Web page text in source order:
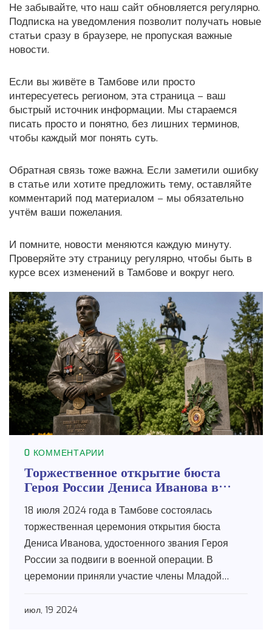
Не забывайте, что наш сайт обновляется регулярно.
Подписка на уведомления позволит получать новые
статьи сразу в браузере, не пропуская важные
новости.
Если вы живёте в Тамбове или просто
интересуетесь регионом, эта страница – ваш
быстрый источник информации. Мы стараемся
писать просто и понятно, без лишних терминов,
чтобы каждый мог понять суть.
Обратная связь тоже важна. Если заметили ошибку
в статье или хотите предложить тему, оставляйте
комментарий под материалом – мы обязательно
учтём ваши пожелания.
И помните, новости меняются каждую минуту.
Проверяйте эту страницу регулярно, чтобы быть в
курсе всех изменений в Тамбове и вокруг него.
0 КОММЕНТАРИИ
Торжественное открытие бюста
Героя России Дениса Иванова в
18 июля 2024 года в Тамбове состоялась
торжественная церемония открытия бюста
Дениса Иванова, удостоенного звания Героя
России за подвиги в военной операции. В
церемонии приняли участие члены Младой
чествования национальных героев. Иванов
июл, 19 2024